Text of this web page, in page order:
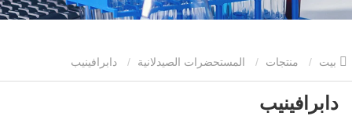
منتجات المستحضرات الصيدلانية
دابرافينيب